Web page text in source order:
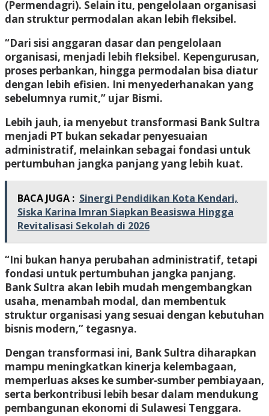
(Permendagri). Selain itu, pengelolaan organisasi
dan struktur permodalan akan lebih fleksibel.
“Dari sisi anggaran dasar dan pengelolaan
organisasi, menjadi lebih fleksibel. Kepengurusan,
proses perbankan, hingga permodalan bisa diatur
dengan lebih efisien. Ini menyederhanakan yang
sebelumnya rumit,” ujar Bismi.
Lebih jauh, ia menyebut transformasi Bank Sultra
menjadi PT bukan sekadar penyesuaian
administratif, melainkan sebagai fondasi untuk
pertumbuhan jangka panjang yang lebih kuat.
BACA JUGA : Sinergi Pendidikan Kota Kendari,
Siska Karina Imran Siapkan Beasiswa Hingga
Revitalisasi Sekolah di 2026
“Ini bukan hanya perubahan administratif, tetapi
fondasi untuk pertumbuhan jangka panjang.
Bank Sultra akan lebih mudah mengembangkan
usaha, menambah modal, dan membentuk
struktur organisasi yang sesuai dengan kebutuhan
bisnis modern,” tegasnya.
Dengan transformasi ini, Bank Sultra diharapkan
mampu meningkatkan kinerja kelembagaan,
memperluas akses ke sumber-sumber pembiayaan,
serta berkontribusi lebih besar dalam mendukung
pembangunan ekonomi di Sulawesi Tenggara.